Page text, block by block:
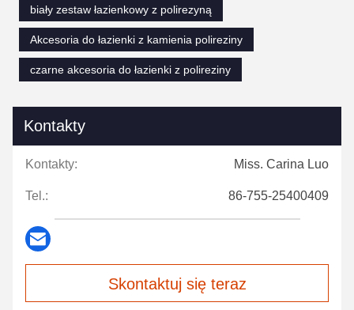
biały zestaw łazienkowy z polirezyną
Akcesoria do łazienki z kamienia polireziny
czarne akcesoria do łazienki z polireziny
Kontakty
Kontakty: Miss. Carina Luo
Tel.: 86-755-25400409
Skontaktuj się teraz